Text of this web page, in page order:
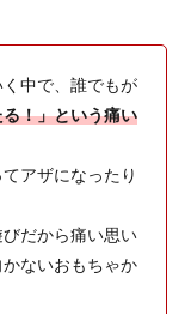
中で、誰でもが
！」という痛い
アザになったり
だから痛い思い
ないおもちゃか